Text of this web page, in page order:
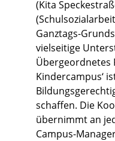
(Kita
Ganztags-
vielseitige
Übergeordnetes
Kindercampus‘
schaffen. Die
übernimmt an
Campus-